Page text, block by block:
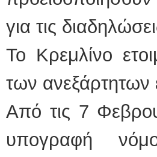
για τις
Το Κρεμλίνο
των
Από τις 7
υπογραφή